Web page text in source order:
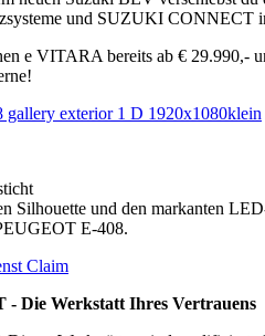
und SUZUKI CONNECT
e VITARA bereits ab € 29.990,-
Silhouette und den markanten
E-408.
- Die Werkstatt Ihres Vertrauens